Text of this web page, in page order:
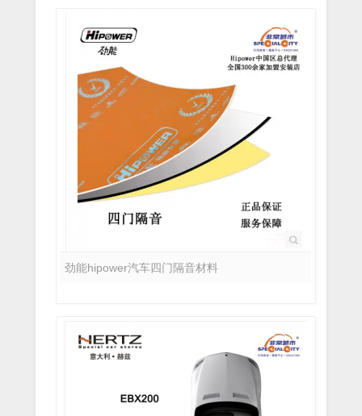
劲能hipower汽车四门隔音材料